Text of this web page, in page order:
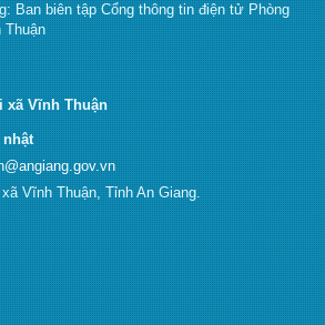
Ban biên tập Cổng thông tin điện tử Phòng
Thuận
xã Vĩnh Thuận
Vĩnh Thuận, Tỉnh An Giang.